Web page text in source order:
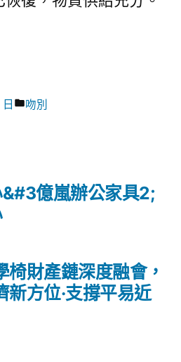
分
吻別
椅財產鏈深度融會，
新方位·支撐平易近
億嵐辦公家具2;